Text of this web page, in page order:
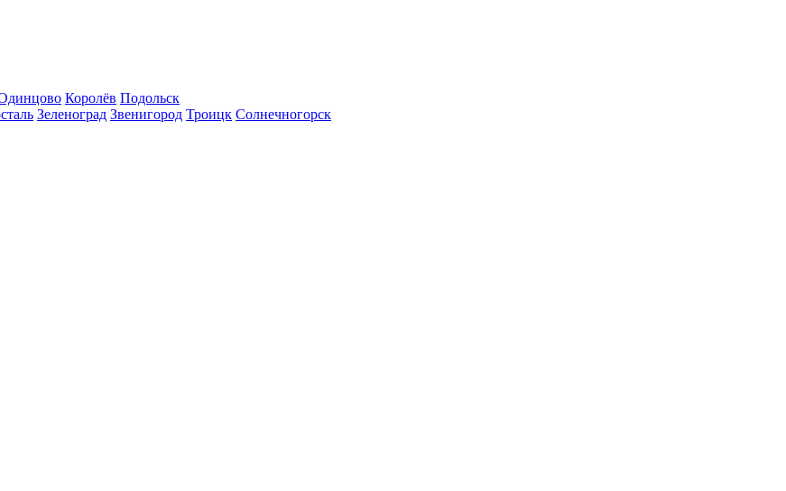
Королёв Подольск
Зеленоград Звенигород Троицк Солнечногорск